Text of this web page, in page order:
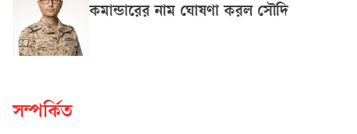
কমান্ডারের নাম ঘোষণা করল সৌদি
সম্পর্কিত